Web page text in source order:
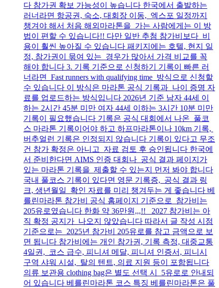
다 참가권 확보 가능성이 높습니다 한국에서 출발하는
러너라면 항공권, 숙소, 대회장 이동, 엑스포 일정까지
챙겨야 해서 처음 해외마라톤을 가는 사람에게는 이 방
법이 편할 수 있습니다!! 다만 일반 추첨 참가비보다 비
용이 훨씬 높아질 수 있습니다 패키지에는 호텔, 현지 일
정, 참가권이 묶여 있는 경우가 많아서 가격 비교를 꼭
해야 합니다 3. 기록 기준으로 신청하기 기록이 빠른 러
너라면 Fast runners with qualifying time 방식으로 신청할
수 있습니다 이 방식은 마라톤 공식 기록과 나이 증명 자
료를 업로드하는 방식입니다 2026년 기준 남자 44세 이
하는 2시간 45분 미만 여자 44세 이하는 3시간 10분 미만
기록이 필요했습니다 기록은 공식 대회에서 나온 풀코
스 마라톤 기록이어야 하고 하프마라톤이나 10km 기록,
버추얼런 기록은 인정되지 않습니다 기록이 있다고 무조
건 참가 확정은 아니고 자료 검토 후 승인됩니다 한국에
서 준비한다면 AIMS 인증 대회나 공식 결과 페이지가
있는 마라톤 기록을 제출할 수 있는지 먼저 봐야 합니다
국내 풀코스 기록이 있다면 영문 기록증, 공식 결과 링
크, 생년월일 확인 자료를 미리 챙겨두는 게 좋습니다 베
를린마라톤 참가비 공식 홈페이지 기준으로 참가비는
205유로였습니다 한화 약 36만원,,,!! 2027 참가비는 아
직 확정 공지가 나오지 않았습니다 따라서 글 작성 시점
기준으로는 2025년 참가비 205유로를 참고 금액으로 보
면 됩니다 참가비에는 개인 참가권, 기록 측정, 대중교통
4일권, 코스 급수, 피니셔 메달, 피니셔 인증서, 피니시
구역 샤워 시설, 탈의 텐트, 의료 지원 등이 포함됩니다
의류 보관용 clothing bag은 별도 선택 시 5유로로 안내되
어 있습니다 베를린마라톤 코스 특징 베를린마라톤은 풀